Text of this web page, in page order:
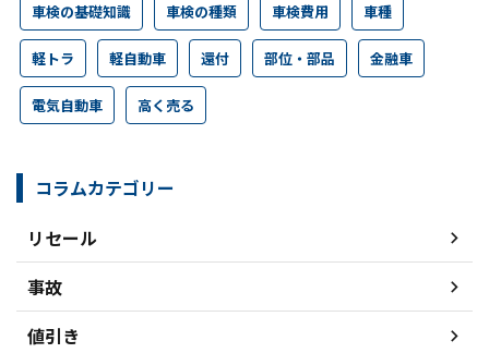
車検の基礎知識 車検の種類 車検費用 車種
軽トラ 軽自動車 還付 部位・部品 金融車
電気自動車 高く売る
コラムカテゴリー
リセール
事故
値引き